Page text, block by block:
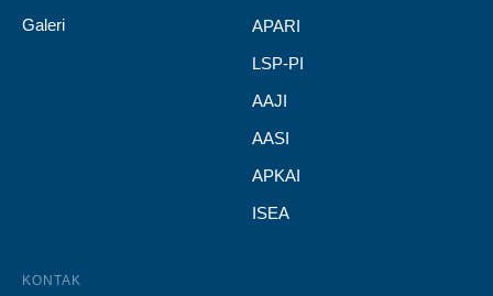
Galeri
APARI
LSP-PI
AAJI
AASI
APKAI
ISEA
KONTAK